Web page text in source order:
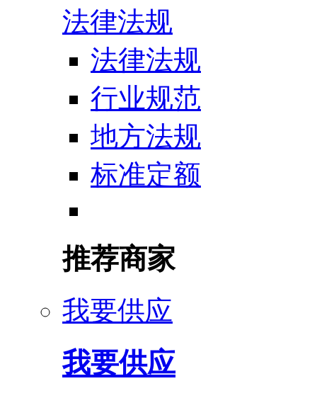
法律法规
法律法规
行业规范
地方法规
标准定额
推荐商家
我要供应
我要供应